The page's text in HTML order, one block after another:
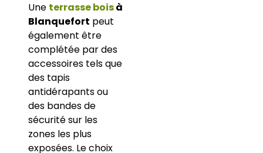
Une terrasse boisà
Blanquefort peut
également être
complétée par des
accessoires tels que
des tapis
antidérapants ou
des bandes de
sécurité sur les
zones les plus
exposées. Le choix